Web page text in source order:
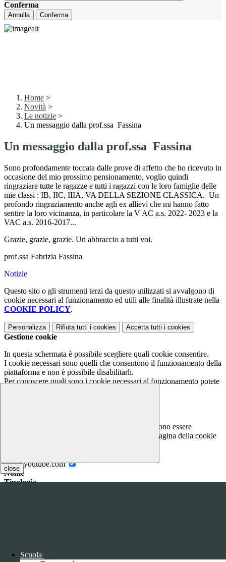
Conferma
Annulla Conferma
close
Scuola
Home >
Novità >
Le notizie >
Un messaggio dalla prof.ssa Fassina
Un messaggio dalla prof.ssa Fassina
Sono profondamente toccata dalle prove di affetto che ho ricevuto in
occasione del mio prossimo pensionamento, voglio quindi
ringraziare tutte le ragazze e tutti i ragazzi con le loro famiglie delle
mie classi : IB, IIC, IIIA, VA DELLA SEZIONE CLASSICA. Un
profondo ringraziamento anche agli ex allievi che mi hanno fatto
sentire la loro vicinanza, in particolare la V AC a.s. 2022- 2023 e la
VAC a.s. 2016-2017...
Grazie, grazie, grazie. Un abbraccio a tutti voi.
prof.ssa Fabrizia Fassina
Notizie
Questo sito o gli strumenti terzi da questo utilizzati si avvalgono di
cookie necessari al funzionamento ed utili alle finalità illustrate nella
COOKIE POLICY.
Personalizza Rifiuta tutti i cookies Accetta tutti i cookies
Gestione cookie
In questa schermata è possibile scegliere quali cookie consentire.
I cookie necessari sono quelli che consentono il funzionamento della
piattaforma e non è possibile disabilitarli.
Per conoscere quali sono i cookie necessari al funzionamento potete
I cookie necessari per il funzionamento non possono essere
disabilitati. È possibile consultare l'elenco nella pagina della cookie
www.youtube.com
Nome
Tipologia
traccia delle visualizzazioni dei video incorporati.